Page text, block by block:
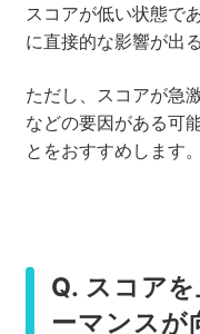
スコアが低い状態で
に直接的な影響が出
ただし、スコアが急
などの要因がある可
とをおすすめします。
Q. スコア
ーマンスが